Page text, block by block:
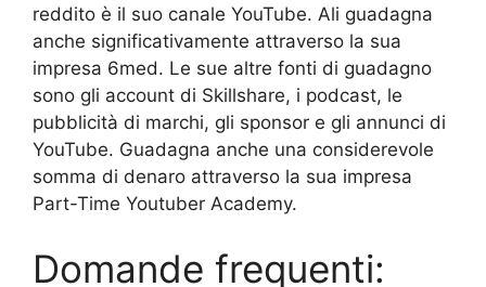
reddito è il suo canale YouTube. Ali guadagna
anche significativamente attraverso la sua
impresa 6med. Le sue altre fonti di guadagno
sono gli account di Skillshare, i podcast, le
pubblicità di marchi, gli sponsor e gli annunci di
YouTube. Guadagna anche una considerevole
somma di denaro attraverso la sua impresa
Part-Time Youtuber Academy.
Domande frequenti: